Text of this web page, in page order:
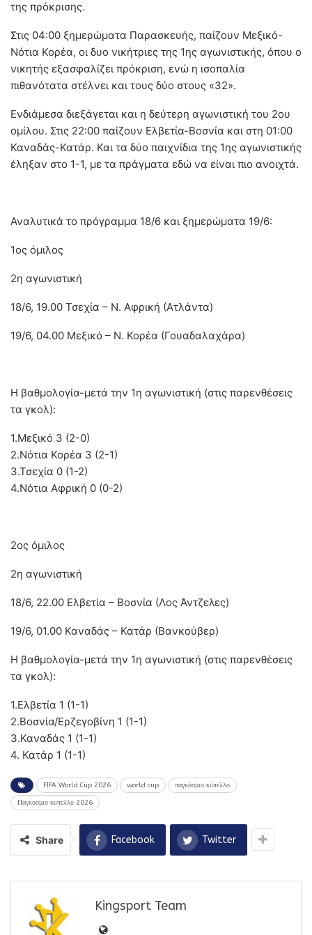
της πρόκρισης.
Στις 04:00 ξημερώματα Παρασκευής, παίζουν Μεξικό-
Νότια Κορέα, οι δυο νικήτριες της 1ης αγωνιστικής, όπου ο
νικητής εξασφαλίζει πρόκριση, ενώ η ισοπαλία
πιθανότατα στέλνει και τους δύο στους «32».
Ενδιάμεσα διεξάγεται και η δεύτερη αγωνιστική του 2ου
ομίλου. Στις 22:00 παίζουν Ελβετία-Βοσνία και στη 01:00
Καναδάς-Κατάρ. Και τα δύο παιχνίδια της 1ης αγωνιστικής
έληξαν στο 1-1, με τα πράγματα εδώ να είναι πιο ανοιχτά.
Αναλυτικά το πρόγραμμα 18/6 και ξημερώματα 19/6:
1ος όμιλος
2η αγωνιστική
18/6, 19.00 Τσεχία – Ν. Αφρική (Ατλάντα)
19/6, 04.00 Μεξικό – Ν. Κορέα (Γουαδαλαχάρα)
Η βαθμολογία-μετά την 1η αγωνιστική (στις παρενθέσεις
τα γκολ):
1.Μεξικό 3 (2-0)
2.Νότια Κορέα 3 (2-1)
3.Τσεχία 0 (1-2)
4.Νότια Αφρική 0 (0-2)
2ος όμιλος
2η αγωνιστική
18/6, 22.00 Ελβετία – Βοσνία (Λος Άντζελες)
19/6, 01.00 Καναδάς – Κατάρ (Βανκούβερ)
Η βαθμολογία-μετά την 1η αγωνιστική (στις παρενθέσεις
τα γκολ):
1.Ελβετία 1 (1-1)
2.Βοσνία/Ερζεγοβίνη 1 (1-1)
3.Καναδάς 1 (1-1)
4. Κατάρ 1 (1-1)
FIFA World Cup 2026 world cup παγκόσμιο κύπελλο
Παγκοσμιο κυπελλο 2026
Share Facebook Twitter
Kingsport Team